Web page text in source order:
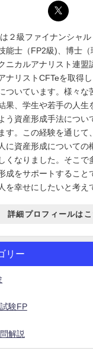
２級ファイナンシャル
能士（FP2級)、博士（
ニカルアナリスト連盟
ナリストCFTeを取得
ついています。様々な
果、学生や若手の人生
う資産形成手法につい
す。この経験を通じて
に資産形成についての
くなりました。そこで
成をサポートすること
を幸せにしたいと考え
詳細プロフィールはこ
リー
験FP
解説